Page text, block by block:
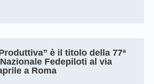
è il titolo della 77ª
Fedepiloti al via
a Roma